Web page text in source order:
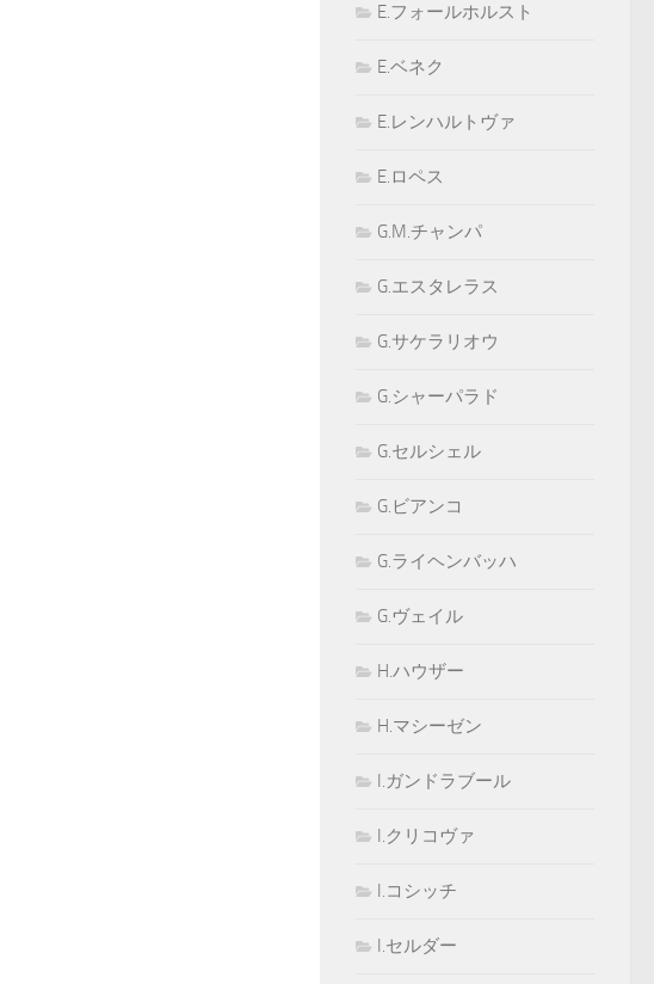
E.フォールホルスト
E.ベネク
E.レンハルトヴァ
E.ロペス
G.M.チャンパ
G.エスタレラス
G.サケラリオウ
G.シャーパラド
G.セルシェル
G.ビアンコ
G.ライヘンバッハ
G.ヴェイル
H.ハウザー
H.マシーゼン
I.ガンドラブール
I.クリコヴァ
I.コシッチ
I.セルダー